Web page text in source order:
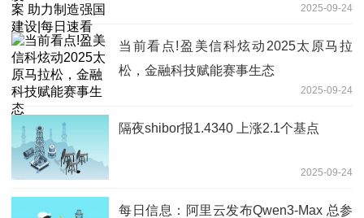
2025-09-24
当前看点!盈美信科炫动2025太原马拉
松，金融科技赋能赛事生态
2025-09-24
隔夜shibor报1.4340 上涨2.1个基点
2025-09-24
每日信息：阿里云发布Qwen3-Max 总参